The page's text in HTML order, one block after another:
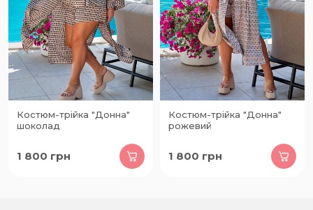
Костюм-трійка "Донна"
шоколад
1 800 грн
Костюм-трійка "Донна"
рожевий
1 800 грн